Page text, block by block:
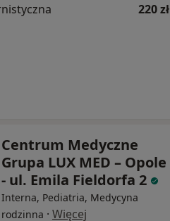
220 zł
Centrum Medyczne
Grupa LUX MED – Opole
- ul. Emila Fieldorfa 2
Interna, Pediatria, Medycyna
rodzinna · Więcej